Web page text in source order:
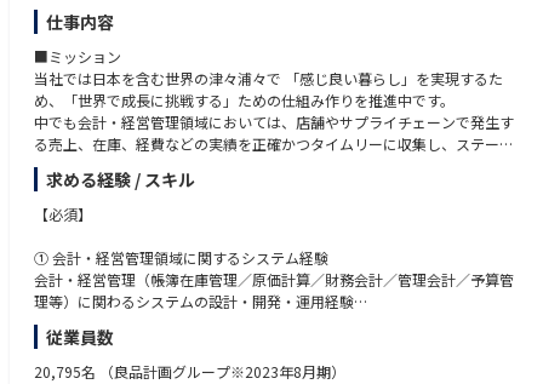
【求める人物像】
・業務や知識を習得する意欲や向上心を持った方
・問題解決に取り組む前向きな姿勢をお持ちな方
・主体的に自らが行動できる方
・IT技術を利用し業務ユーザーに改善案を提案できる方
仕事内容
■ミッション
当社では日本を含む世界の津々浦々で 「感じ良い暮らし」を実現するた
め、「世界で成長に挑戦する」ための仕組み作りを推進中です。
中でも会計・経営管理領域においては、店舗やサプライチェーンで発生す
る売上、在庫、経費などの実績を正確かつタイムリーに収集し、ステーク
ホルダーへの決算開示の適正化、経理財務業務の省力化・効率化、意思決
定に必要な経営管理の高度化などを主なミッションとしています。
・店舗やサプライチェーン領域とも連動した業務改革・IT改善プロジェク
トのマネジメントとリード
・業務主管部門との業務改革テーマ検討や業務要件定義のリード
・業務主管部門や開発ベンダなど社内外のステークホルダーとのコミュニ
ケーション、マネジメント
求める経験 / スキル
【必須】
① 会計・経営管理領域に関するシステム経験
会計・経営管理（帳簿在庫管理／原価計算／財務会計／管理会計／予算管
理等）に関わるシステムの設計・開発・運用経験
② 業務理解に基づく要件定義スキル
業務主管部門と連携し、業務課題の整理から要件定義・仕様調整・設計判
断までを主体的に推進した経験
従業員数
20,795名 （良品計画グループ※2023年8月期）